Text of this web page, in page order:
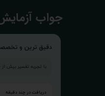
​جواب
دقیق ترین و تخصصی
با تجربه تفسیر بیش از ۲۰۰ هزار جواب آزمایش روتین، تخصص، فوق تخصصی، سونوگرافی و...
دریافت در چند دقیقه